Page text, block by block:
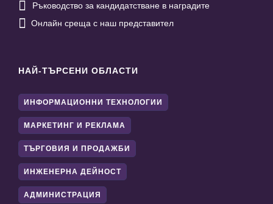
 Ръководство за кандидатстване в наградите
 Онлайн среща с наш представител
НАЙ-ТЪРСЕНИ ОБЛАСТИ
ИНФОРМАЦИОННИ ТЕХНОЛОГИИ
МАРКЕТИНГ И РЕКЛАМА
ТЪРГОВИЯ И ПРОДАЖБИ
ИНЖЕНЕРНА ДЕЙНОСТ
АДМИНИСТРАЦИЯ